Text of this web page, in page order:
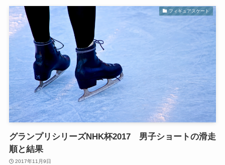
フィギュアスケート
グランプリシリーズNHK杯2017 男子ショートの滑走
順と結果
2017年11月9日